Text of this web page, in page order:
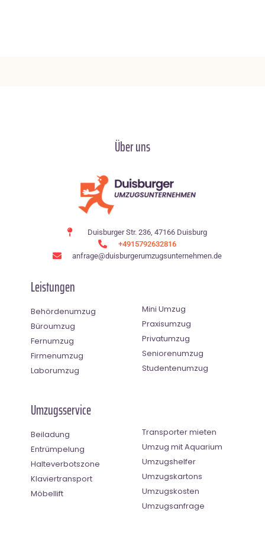
Über uns
Duisburger Str. 236, 47166 Duisburg
+4915792632816
anfrage@duisburgerumzugsunternehmen.de
Leistungen
Behördenumzug
Büroumzug
Fernumzug
Firmenumzug
Laborumzug
Mini Umzug
Praxisumzug
Privatumzug
Seniorenumzug
Studentenumzug
Umzugsservice
Beiladung
Entrümpelung
Halteverbotszone
Klaviertransport
Möbellift
Transporter mieten
Umzug mit Aquarium
Umzugshelfer
Umzugskartons
Umzugskosten
Umzugsanfrage